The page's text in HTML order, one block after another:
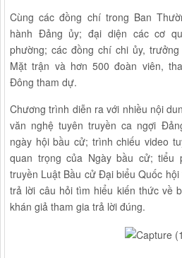
Cùng các đồng chí trong Ban
hành Đảng ủy; đại diện các cơ
phường; các đồng chí chi ủy,
Mặt trận và hơn 500 đoàn viên,
Đông tham dự.
Chương trình diễn ra với nhiều nội
văn nghệ tuyên truyền ca ngợi
ngày hội bầu cử; trình chiếu video
quan trọng của Ngày bầu cử; tiểu
truyền Luật Bầu cử Đại biểu Quốc
trả lời câu hỏi tìm hiểu kiến thức về
khán giả tham gia trả lời đúng.